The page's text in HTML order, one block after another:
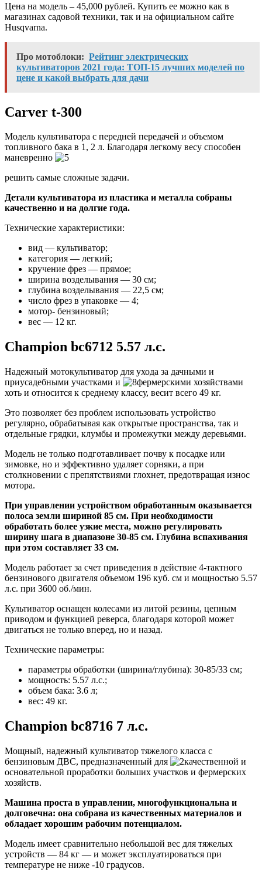
Цена на модель – 45,000 рублей. Купить ее можно как в
магазинах садовой техники, так и на официальном сайте
Husqvarna.
Про мотоблоки: Рейтинг электрических
культиваторов 2021 года: ТОП-15 лучших моделей по
цене и какой выбрать для дачи
Carver t-300
Модель культиватора с передней передачей и объемом
топливного бака в 1, 2 л. Благодаря легкому весу способен
маневренно
решить самые сложные задачи.
Детали культиватора из пластика и металла собраны
качественно и на долгие года.
Технические характеристики:
вид — культиватор;
категория — легкий;
кручение фрез — прямое;
ширина возделывания — 30 см;
глубина возделывания — 22,5 см;
число фрез в упаковке — 4;
мотор- бензиновый;
вес — 12 кг.
Champion bc6712 5.57 л.с.
Надежный мотокультиватор для ухода за дачными и
приусадебными участками и
фермерскими хозяйствами
хоть и относится к среднему классу, весит всего 49 кг.
Это позволяет без проблем использовать устройство
регулярно, обрабатывая как открытые пространства, так и
отдельные грядки, клумбы и промежутки между деревьями.
Модель не только подготавливает почву к посадке или
зимовке, но и эффективно удаляет сорняки, а при
столкновении с препятствиями глохнет, предотвращая износ
мотора.
При управлении устройством обработанным оказывается
полоса земли шириной 85 см. При необходимости
обработать более узкие места, можно регулировать
ширину шага в диапазоне 30-85 см. Глубина вспахивания
при этом составляет 33 см.
Модель работает за счет приведения в действие 4-тактного
бензинового двигателя объемом 196 куб. см и мощностью 5.57
л.с. при 3600 об./мин.
Культиватор оснащен колесами из литой резины, цепным
приводом и функцией реверса, благодаря которой может
двигаться не только вперед, но и назад.
Технические параметры:
параметры обработки (ширина/глубина): 30-85/33 см;
мощность: 5.57 л.с.;
объем бака: 3.6 л;
вес: 49 кг.
Champion bc8716 7 л.с.
Мощный, надежный культиватор тяжелого класса с
бензиновым ДВС, предназначенный для
качественной и
основательной проработки больших участков и фермерских
хозяйств.
Машина проста в управлении, многофункциональна и
долговечна: она собрана из качественных материалов и
обладает хорошим рабочим потенциалом.
Модель имеет сравнительно небольшой вес для тяжелых
устройств — 84 кг — и может эксплуатироваться при
температуре не ниже -10 градусов.